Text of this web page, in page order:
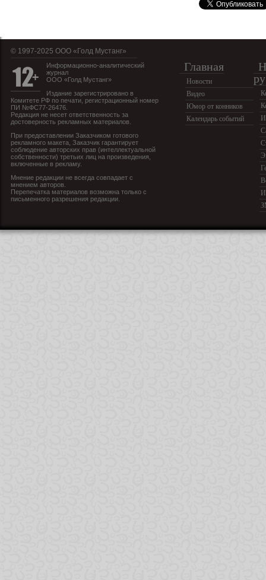
© 1997-2025 OOO «Голд Мустанг»
Информационно-аналитический
журнал
ООО «Голд Мустанг»
Издание зарегистрировано в
Комитете РФ по печати, регистрационный номер
ПИ №ФС77-26476.
Редакция не несет ответственность за
достоверность рекламных материалов.
При предоставлении Заказчиком готового
рекламного макета, Заказчик гарантирует
соблюдение авторских прав (интеллектуальной
собственности) третьих лиц на произведения,
включенные в рекламу.
Мнение редакции не всегда совпадает с
мнением авторов.
Перепечатка материалов возможна только с
письменного разрешения редакции.
Главная
Новости
Видео
Юмор от конников
Календарь событий